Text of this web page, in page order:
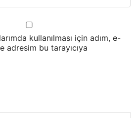
kullanılması için adım, e-
adresim bu tarayıcıya